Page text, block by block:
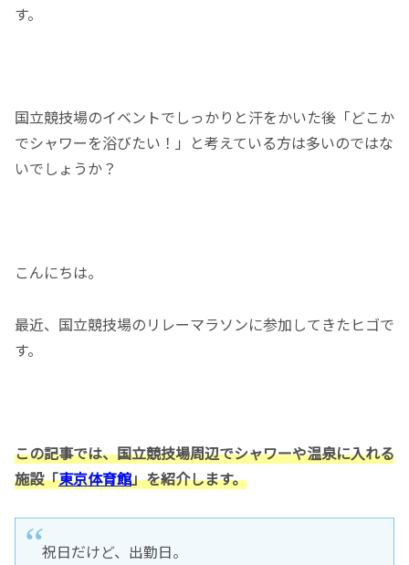
す。
国立競技場のイベントでしっかりと汗をかいた後「どこか
でシャワーを浴びたい！」と考えている方は多いのではな
いでしょうか？
こんにちは。
最近、国立競技場のリレーマラソンに参加してきたヒゴで
す。
この記事では、国立競技場周辺でシャワーや温泉に入れる
施設「東京体育館」を紹介します。
祝日だけど、出勤日。